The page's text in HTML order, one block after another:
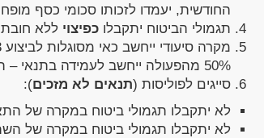
החודשית, יעמדו לזכותו סכומי כסף
תגמולי הביטוח יתקבלו כפיצוי ללא חובת
50% מהפעולה ייחשב לעמידה בתנאי – תואם הגדרות ביטוח קולקטיבי.
סייגים לפוליסות (תנאים לא מזכים):
לא יתקבלו תגמולי ביטוח במקרה של
לא יתקבלו תגמולי ביטוח במקרה של